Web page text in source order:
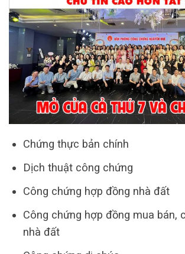
Chứng thực bản chính
Dịch thuật công chứng
Công chứng hợp đồng nhà đất
Công chứng hợp đồng mua bán,
nhà đất